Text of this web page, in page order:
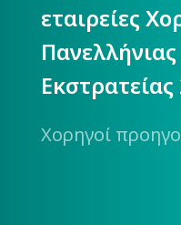
εταιρείες
Εκστρατείας
Χορηγοί